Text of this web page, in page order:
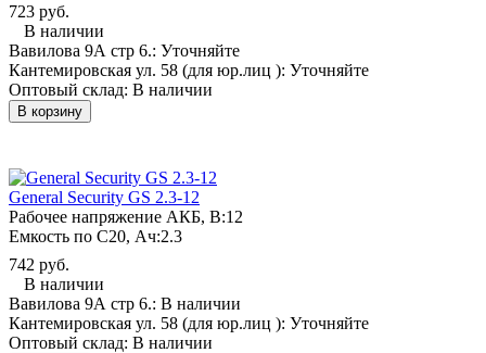
723 руб.
В наличии
Вавилова 9А стр 6.: Уточняйте
Кантемировская ул. 58 (для юр.лиц ): Уточняйте
Оптовый склад: В наличии
В корзину
General Security GS 2.3-12
Рабочее напряжение АКБ, B:12
Емкость по С20, Ач:2.3
742 руб.
В наличии
Вавилова 9А стр 6.: В наличии
Кантемировская ул. 58 (для юр.лиц ): Уточняйте
Оптовый склад: В наличии